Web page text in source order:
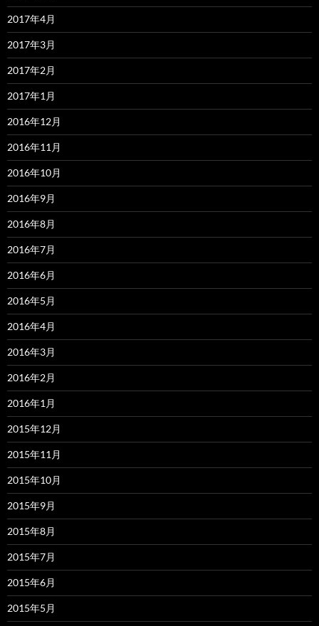
2017年4月
2017年3月
2017年2月
2017年1月
2016年12月
2016年11月
2016年10月
2016年9月
2016年8月
2016年7月
2016年6月
2016年5月
2016年4月
2016年3月
2016年2月
2016年1月
2015年12月
2015年11月
2015年10月
2015年9月
2015年8月
2015年7月
2015年6月
2015年5月